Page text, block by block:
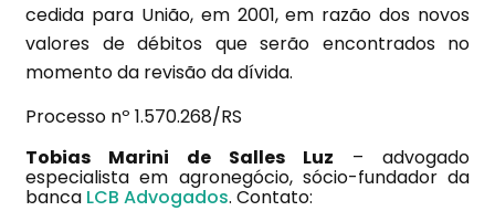
cedida para União, em 2001, em razão dos novos
valores de débitos que serão encontrados no
momento da revisão da dívida.
Processo nº 1.570.268/RS
Tobias Marini de Salles Luz – advogado
especialista em agronegócio, sócio-fundador da
banca LCB Advogados. Contato: